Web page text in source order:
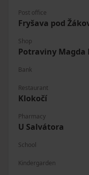
Post office
Fryšava pod
Shop
Potraviny Magda
Bank
Restaurant
Klokočí
Pharmacy
U Salvátora
School
Kindergarden